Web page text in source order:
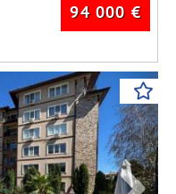
94 000 €
Next